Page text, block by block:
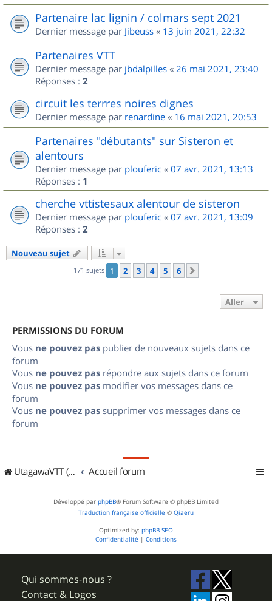
Partenaire lac lignin / colmars sept 2021
Dernier message par Jibeuss « 13 juin 2021, 22:32
Partenaires VTT
Dernier message par jbdalpilles « 26 mai 2021, 23:40
Réponses : 2
circuit les terrres noires dignes
Dernier message par renardine « 16 mai 2021, 20:53
Partenaires "débutants" sur Sisteron et
alentours
Dernier message par plouferic « 07 avr. 2021, 13:13
Réponses : 1
cherche vttistesaux alentour de sisteron
Dernier message par plouferic « 07 avr. 2021, 13:09
Réponses : 2
Nouveau sujet
171 sujets 1 2 3 4 5 6
Aller
PERMISSIONS DU FORUM
Vous ne pouvez pas publier de nouveaux sujets dans ce
forum
Vous ne pouvez pas répondre aux sujets dans ce forum
Vous ne pouvez pas modifier vos messages dans ce
forum
Vous ne pouvez pas supprimer vos messages dans ce
forum
UtagawaVTT (Randos VTT et VTTAE avec traces GPS) Accueil forum
Développé par phpBB® Forum Software © phpBB Limited
Traduction française officielle © Qiaeru
Optimized by: phpBB SEO
Confidentialité | Conditions
Qui sommes-nous ?
Contact & Logos